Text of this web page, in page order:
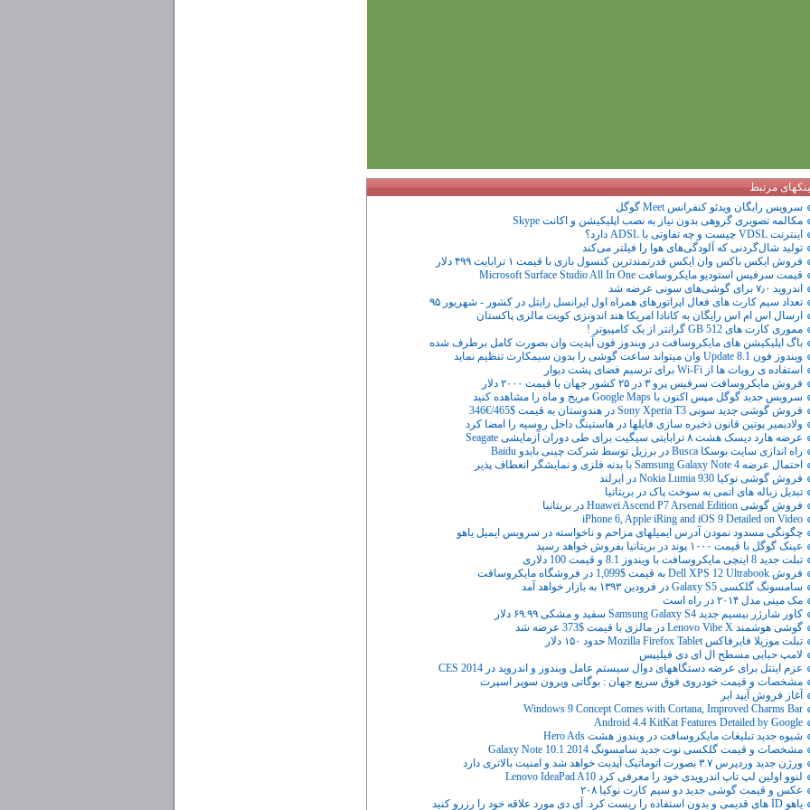
مرتبط
سرویس رایگان ویدئو کنفرانس Meet گوگل
مکالمه تصویری گروهی بدون نیاز به نصب اپلیکیشن و اکانت Skype
اینترنت VDSL چیست و چه تفاوتی با ADSL دارد؟
تولید شال‌گردنی که آلودگی‌های هوا را فیلتر می‌کند
فروش ایکس باکس وان ایکس قدرتمندترین کنسول بازی با قیمت ۱ ترابایت ۴۹۹ دلار
قیمت سرفیس استودیو مایکروسافت Microsoft Surface Studio All In One
اندروید ۷٫۰ برای گوشی‌های سونی عرضه شد
تعداد سیم کارت های فعال اپراتورهای همراه اول ایرانسل رایتل در کشور - شهریور ۹۵
ارسال اس ام اس رایگان به کانادا امریکا هند اندونزی کویت مالزی پاکستان
مموری کارت های 512 GB گرانتر از یک کامپیوتر !
باگ اپلیکیشن های مایکروسافت در ویندوز فون آپدیت وان بصورت کامل برطرف شده
ویندوز فون 8.1 Update وان میتواند ساعت گوشی را بدون سیمکارت تنظیم نماید
استفاده ی روبات ها از Wi-Fi برای ترسیم فضای پشت دیوار
فروش مایکروسافت سرفیس پرو ۳ در ۲۵ کشور جهان با قیمت ۲۰۰۰ دلار
سرویس جدید گوگل مپس اکنون با Google Maps مریخ و ماه را مشاهده کنید
فروش گوشی جدید سونی Sony Xperia T3 در هندوستان به قیمت $465/€346
ولادیمیر پوتین قانون ذخیره سازی فایلها در هاستینگ داخل روسیه را امضا کرد
عرضه هارد دیسک هشت ۸ ترابایتی سیگیت برای طی دوران آزمایشی Seagate
راه اندازی سایت بوسکا Busca در برزیل توسط شرکت چینی بایدو Baidu
احتمال عرضه Samsung Galaxy Note 4 با بدنه فلزی و نمایشگر انعطاف پذیر
فروش گوشی نوکیا Nokia Lumia 930 در ایرلند
تبدیل زباله های اتمی به سوخت پاک در بریتانیا
فروش گوشی Huawei Ascend P7 Arsenal Edition در بریتانیا
iPhone 6, Apple iRing and iOS 9 Detailed on Video
چگونگی مسدود نمودن آدرس ایمیلهای مزاحم و ناخواسته در سرویس ایمیل یاهو
عینک گوگل با قیمت ۱۰۰۰ پوند در بریتانیا بفروش خواهد رسید
تبلت جدید 8 اینچی مایکروسافت با ویندوز 8.1 و قیمت 100 دلاری
فروش Dell XPS 12 Ultrabook به قیمت $1,099 در فروشگاه مایکروسافت
سامسونگ گلکسی Galaxy S5 در فرودین ۱۳۹۳ به بازار خواهد آمد
مک مینی مدل ۲۰۱۴ در راه است
کاور شارژر بیسیم جدید Samsung Galaxy S4 سفید و مشکی ۶۹.۹۹ دلار
گوشی هوشمند Lenovo Vibe X در مالزی با قیمت $373 عرضه شد
تبلت موزیلا فایرفاکس Mozilla Firefox Tablet حدود ۱۵۰ دلار
لامپ حبابی مسطح ال ای دی فیلیپس
عزم اینتل برای عرضه دستگاههای دوال سیستم عامل ویندوز و اندروید در CES 2014
مشخصات و قیمت خودروی فوق سریع جهان : بوگاتی ویرون سوپر اسپرت
آغاز فروش آیپد ایر
Windows 9 Concept Comes with Cortana, Improved Charms Bar
Android 4.4 KitKat Features Detailed by Google
شیوه جدید تبلیغات مایکروسافت در ویندوز هشت Hero Ads
مشخصات و قیمت گلکسی نوت جدید سامسونگ Galaxy Note 10.1 2014
ورژن جدید وردپرس ۳.۷ بصورت اتوماتیک آپدیت خواهد شد و امنیت بالاتری دارد
لنوو اولین لپ تاپ اندرویدی خود را معرفی کرد Lenovo IdeaPad A10
عکس و قیمت گوشی جدید دو سیم کارت نوکیا ۲۰۸
یاهو ID های قدیمی و بدون استفاده را ریست کرد. آی دی مورد علاقه خود را رزرو کنید